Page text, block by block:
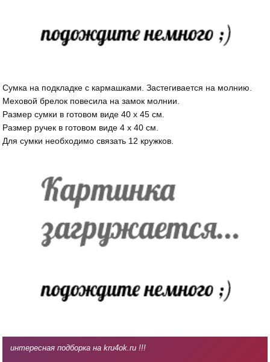
Сумка на подкладке с кармашками. Застегивается на молнию.
Меховой брелок повесила на замок молнии.
Размер сумки в готовом виде 40 х 45 см.
Размер ручек в готовом виде 4 х 40 см.
Для сумки необходимо связать 12 кружков.
интересная подборка на kru4ok.ru !!!